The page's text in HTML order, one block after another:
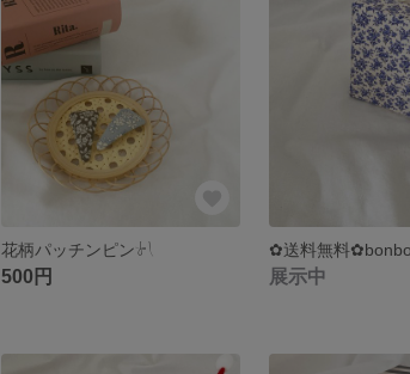
花柄パッチンピン‎‪𓍯 ‬
500円 展示中